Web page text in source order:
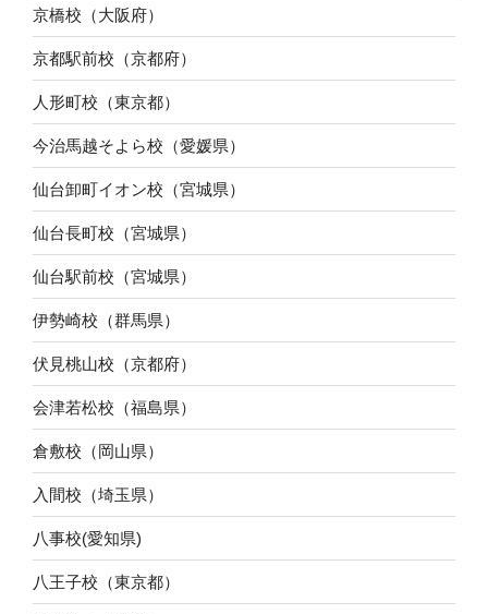
京橋校（大阪府）
京都駅前校（京都府）
人形町校（東京都）
今治馬越そよら校（愛媛県）
仙台卸町イオン校（宮城県）
仙台長町校（宮城県）
仙台駅前校（宮城県）
伊勢崎校（群馬県）
伏見桃山校（京都府）
会津若松校（福島県）
倉敷校（岡山県）
入間校（埼玉県）
八事校(愛知県)
八王子校（東京都）